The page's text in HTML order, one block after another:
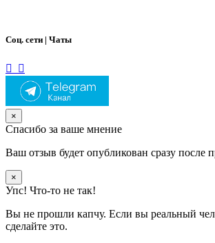
Соц. сети | Чаты
×
Спасибо за ваше мнение
Ваш отзыв будет опубликован сразу после
×
Упс! Что-то не так!
Вы не прошли капчу. Если вы реальный
сделайте это.